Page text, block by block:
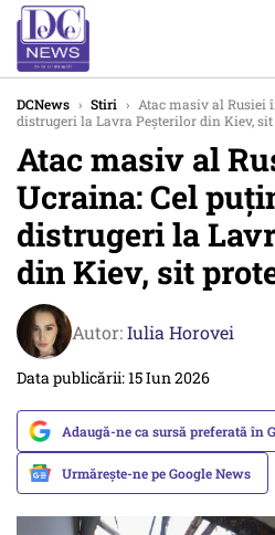
DCNews › Stiri › Atac masiv al Rusiei
distrugeri la Lavra Peșterilor din Kiev, sit
Atac masiv al
Ucraina: Cel
distrugeri la
din Kiev, sit
Autor:Iulia Horovei
Data publicării: 15 Iun 2026
Adaugă-ne ca sursă preferată în
Urmărește-ne pe Google News